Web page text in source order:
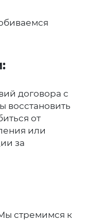
договора с
восстановить
от
или
за
стремимся к